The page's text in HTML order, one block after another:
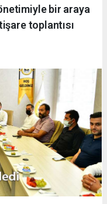
bir araya
toplantısı